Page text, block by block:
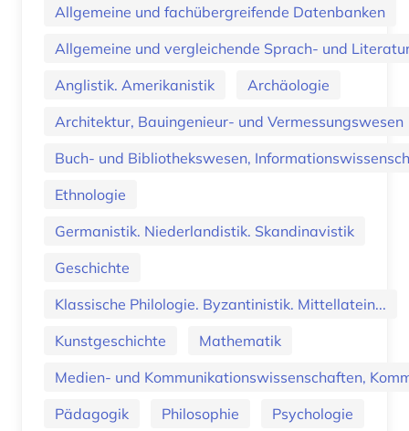
Allgemeine und fachübergreifende Datenbanken
Allgemeine und vergleichende Sprach- und
Anglistik. Amerikanistik
Archäologie
Architektur, Bauingenieur- und Vermessungswesen
Buch- und Bibliothekswesen,
Ethnologie
Germanistik. Niederlandistik. Skandinavistik
Geschichte
Klassische Philologie. Byzantinistik. Mittellatein...
Kunstgeschichte
Mathematik
Medien- und Kommunikationswissenschaften,
Pädagogik
Philosophie
Psychologie